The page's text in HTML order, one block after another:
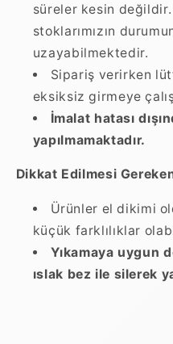
süreler kesin
stoklarımızın
uzayabilmektedir.
Sipariş verirken
eksiksiz girmeye
İmalat hatası
yapılmamaktadır.
Dikkat Edilmesi
Ürünler el dikimi
küçük farklılıklar
Yıkamaya uygun
ıslak bez ile silerek